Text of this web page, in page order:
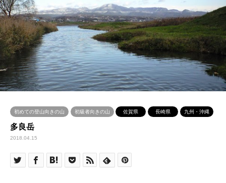
初めての登山向きの山 初級者向きの山 佐賀県 長崎県 九州・沖縄
多良岳
2018.04.15